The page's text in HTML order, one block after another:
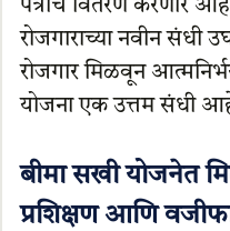
पत्रांचे वितरण करणार
रोजगाराच्या नवीन संधी
रोजगार मिळवून
योजना एक उत्तम संधी
बीमा सखी योजनेत
प्रशिक्षण आणि